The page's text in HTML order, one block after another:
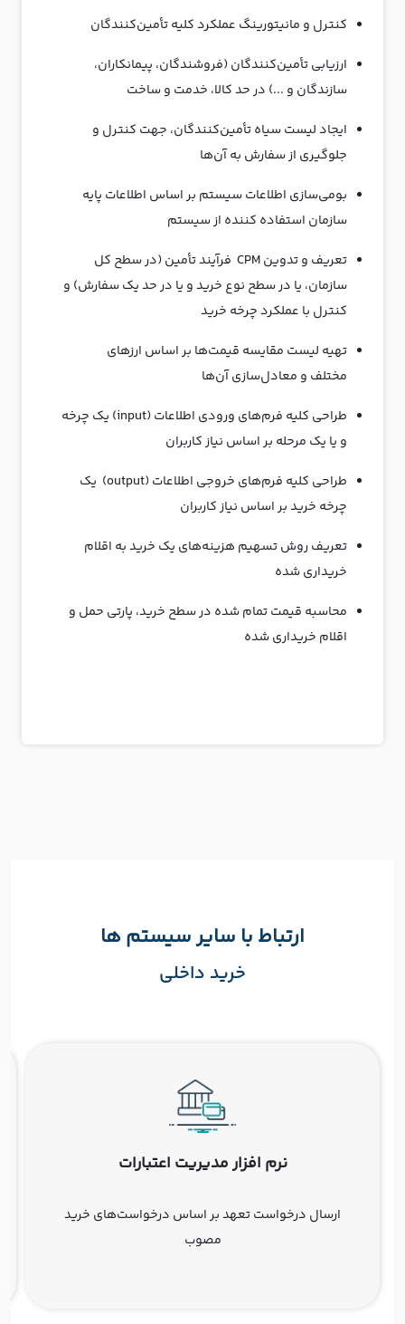
کنترل و مانیتورینگ عملکرد کلیه تأمین‌کنندگان
ارزیابی تأمین‌کنندگان (فروشندگان، پیمانکاران،
سازندگان و ...) در حد کالا، خدمت و ساخت
ایجاد لیست سیاه تأمین‌کنندگان، جهت کنترل و
جلوگیری از سفارش به آن‌ها
بومی‌سازی اطلاعات سیستم بر اساس اطلاعات پایه
سازمان استفاده کننده از سیستم
تعریف و تدوین CPM فرآیند تأمین (در سطح کل
سازمان، یا در سطح نوع خرید و یا در حد یک سفارش) و
کنترل با عملکرد چرخه خرید
تهیه لیست مقایسه قیمت‌ها بر اساس ارزهای
مختلف و معادل‌سازی آن‌ها
طراحی کلیه فرم‌های ورودی اطلاعات (input) یک چرخه
و یا یک مرحله بر اساس نیاز کاربران
طراحی کلیه فرم‌های خروجی اطلاعات (output) یک
چرخه خرید بر اساس نیاز کاربران
تعریف روش تسهیم هزینه‌های یک خرید به اقلام
خریداری شده
محاسبه قیمت تمام شده در سطح خرید، پارتی حمل و
اقلام خریداری شده
ارتباط با سایر سیستم ها
خرید داخلی
نرم افزار مدیریت اعتبارات
ارسال درخواست تعهد بر اساس درخواست‌های خرید
مصوب